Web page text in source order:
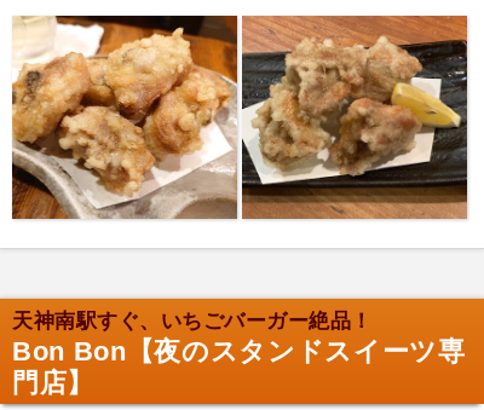
天神南駅すぐ、いちごバーガー絶品！
Bon Bon【夜のスタンドスイーツ専
門店】